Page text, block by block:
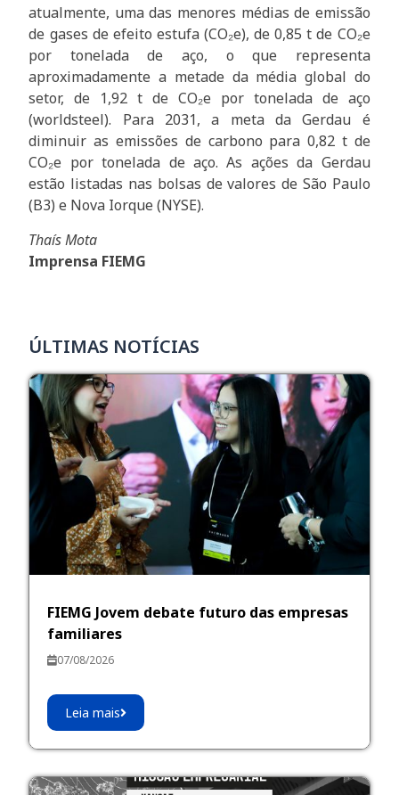
atualmente, uma das menores médias de emissão
de gases de efeito estufa (CO₂e), de 0,85 t de CO₂e
por tonelada de aço, o que representa
aproximadamente a metade da média global do
setor, de 1,92 t de CO₂e por tonelada de aço
(worldsteel). Para 2031, a meta da Gerdau é
diminuir as emissões de carbono para 0,82 t de
CO₂e por tonelada de aço. As ações da Gerdau
estão listadas nas bolsas de valores de São Paulo
(B3) e Nova Iorque (NYSE).
Thaís Mota
Imprensa FIEMG
ÚLTIMAS NOTÍCIAS
FIEMG Jovem debate futuro das empresas
familiares
07/08/2026
Leia mais